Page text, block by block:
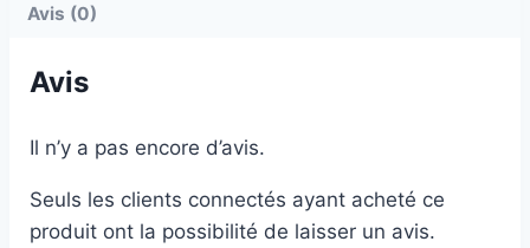
Avis (0)
Avis
Il n’y a pas encore d’avis.
Seuls les clients connectés ayant acheté ce
produit ont la possibilité de laisser un avis.